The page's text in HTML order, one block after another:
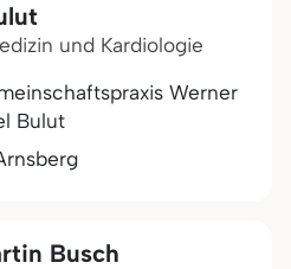
und Kardiologie
Werner
Bulut
Busch